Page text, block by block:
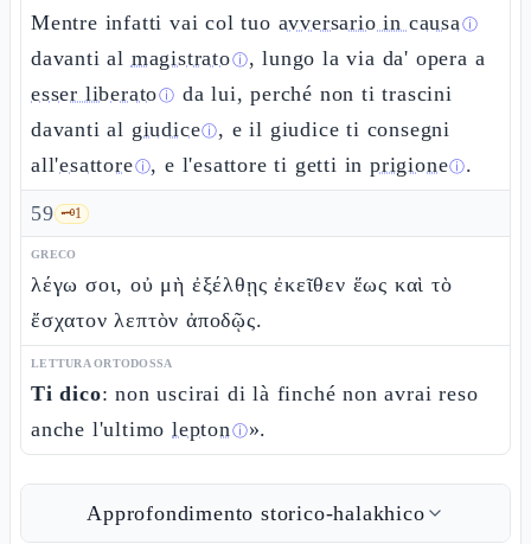
Mentre infatti vai col tuo avversario in causaⓘ
davanti al magistratoⓘ, lungo la via da' opera a
esser liberatoⓘ da lui, perché non ti trascini
davanti al giudiceⓘ, e il giudice ti consegni
all'esattoreⓘ, e l'esattore ti getti inprigioneⓘ.
59 🗝️1
GRECO
λέγω σοι, οὐ μὴ ἐξέλθῃς ἐκεῖθεν ἕως καὶ τὸ
ἔσχατον λεπτὸν ἀποδῷς.
LETTURA ORTODOSSA
Ti dico: non uscirai di là finché non avrai reso
anche l'ultimoleptonⓘ».
Approfondimento storico-halakhico